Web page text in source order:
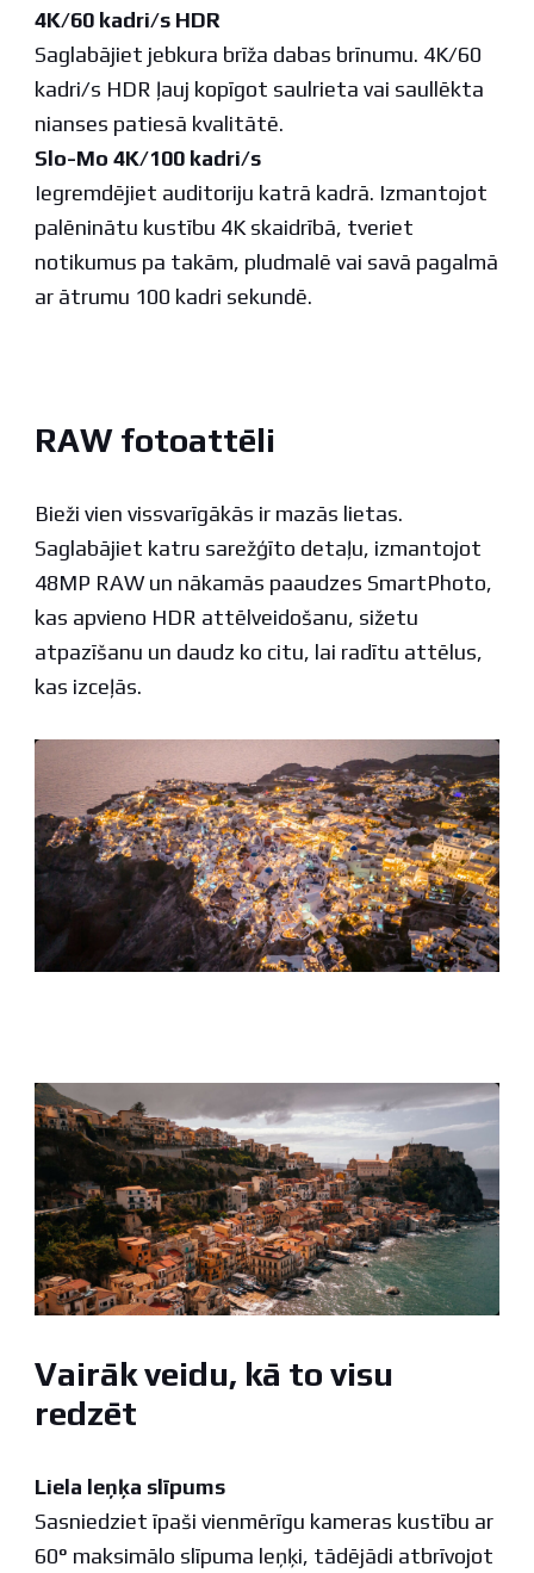
4K/60 kadri/s HDR
Saglabājiet jebkura brīža dabas brīnumu. 4K/60
kadri/s HDR ļauj kopīgot saulrieta vai saullēkta
nianses patiesā kvalitātē.
Slo-Mo 4K/100 kadri/s
Iegremdējiet auditoriju katrā kadrā. Izmantojot
palēninātu kustību 4K skaidrībā, tveriet
notikumus pa takām, pludmalē vai savā pagalmā
ar ātrumu 100 kadri sekundē.
RAW fotoattēli
Bieži vien vissvarīgākās ir mazās lietas.
Saglabājiet katru sarežģīto detaļu, izmantojot
48MP RAW un nākamās paaudzes SmartPhoto,
kas apvieno HDR attēlveidošanu, sižetu
atpazīšanu un daudz ko citu, lai radītu attēlus,
kas izceļās.
Vairāk veidu, kā to visu
redzēt
Liela leņķa slīpums
Sasniedziet īpaši vienmērīgu kameras kustību ar
60° maksimālo slīpuma leņķi, tādējādi atbrīvojot